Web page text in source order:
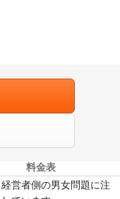
見る
料金表
営者側の男女問題に注